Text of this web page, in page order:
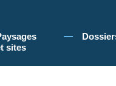
de cookies pour vous
sites